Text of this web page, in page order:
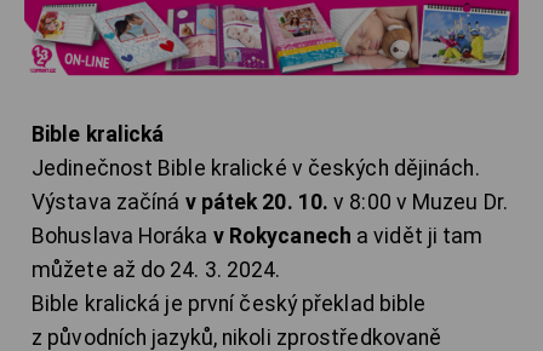
Bible kralická
Jedinečnost Bible kralické v českých dějinách.
Výstava začíná v pátek 20. 10. v 8:00 v Muzeu Dr.
Bohuslava Horáka v Rokycanech a vidět ji tam
můžete až do 24. 3. 2024.
Bible kralická je první český překlad bible
z původních jazyků, nikoli zprostředkovaně